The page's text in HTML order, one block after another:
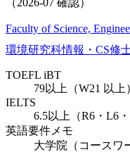
Faculty of Science,
環境研究科情報・CS修
TOEFL iBT
79以上（W21 以上
IELTS
6.5以上（R6・L6・
英語要件メモ
大学院（コースワ